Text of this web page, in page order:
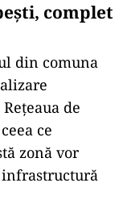
complet
din comuna
de
ce
zonă vor